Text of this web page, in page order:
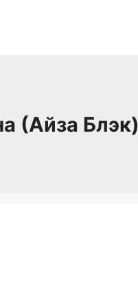
(Айза Блэк)